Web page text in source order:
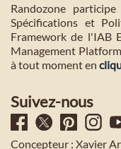
Randozone
Spécifications et
Framework de l'IAB
Management
à tout moment en
Suivez-nous
Concepteur : Xavier